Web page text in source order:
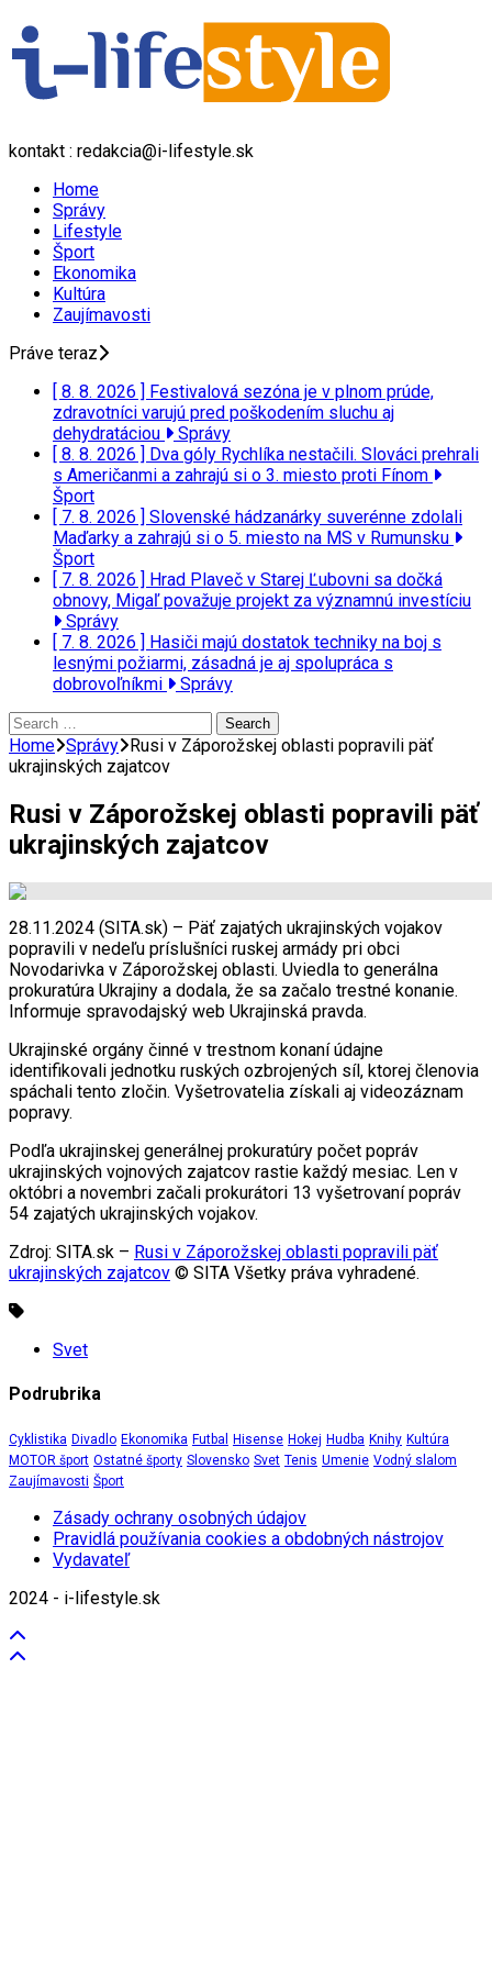
kontakt : redakcia@i-lifestyle.sk
Home
Správy
Lifestyle
Šport
Ekonomika
Kultúra
Zaujímavosti
Práve teraz
[ 8. 8. 2026 ] Festivalová sezóna je v plnom prúde,
zdravotníci varujú pred poškodením sluchu aj
dehydratáciou
Správy
[ 8. 8. 2026 ] Dva góly Rychlíka nestačili. Slováci prehrali
s Američanmi a zahrajú si o 3. miesto proti Fínom
Šport
[ 7. 8. 2026 ] Slovenské hádzanárky suverénne zdolali
Maďarky a zahrajú si o 5. miesto na MS v Rumunsku
Šport
[ 7. 8. 2026 ] Hrad Plaveč v Starej Ľubovni sa dočká
obnovy, Migaľ považuje projekt za významnú investíciu
Správy
[ 7. 8. 2026 ] Hasiči majú dostatok techniky na boj s
lesnými požiarmi, zásadná je aj spolupráca s
dobrovoľníkmi
Správy
Search
for:
Home Správy Rusi v Záporožskej oblasti popravili päť
ukrajinských zajatcov
Rusi v Záporožskej oblasti popravili päť
ukrajinských zajatcov
28.11.2024 (SITA.sk) – Päť zajatých ukrajinských vojakov
popravili v nedeľu príslušníci ruskej armády pri obci
Novodarivka v Záporožskej oblasti. Uviedla to generálna
prokuratúra Ukrajiny a dodala, že sa začalo trestné konanie.
Informuje spravodajský web Ukrajinská pravda.
Ukrajinské orgány činné v trestnom konaní údajne
identifikovali jednotku ruských ozbrojených síl, ktorej členovia
spáchali tento zločin. Vyšetrovatelia získali aj videozáznam
popravy.
Podľa ukrajinskej generálnej prokuratúry počet popráv
ukrajinských vojnových zajatcov rastie každý mesiac. Len v
októbri a novembri začali prokurátori 13 vyšetrovaní popráv
54 zajatých ukrajinských vojakov.
Zdroj: SITA.sk – Rusi v Záporožskej oblasti popravili päť
ukrajinských zajatcov © SITA Všetky práva vyhradené.
Svet
Podrubrika
Cyklistika Divadlo Ekonomika Futbal Hisense Hokej Hudba Knihy Kultúra
MOTOR šport Ostatné športy Slovensko Svet Tenis Umenie Vodný slalom
Zaujímavosti Šport
Zásady ochrany osobných údajov
Pravidlá používania cookies a obdobných nástrojov
Vydavateľ
2024 - i-lifestyle.sk